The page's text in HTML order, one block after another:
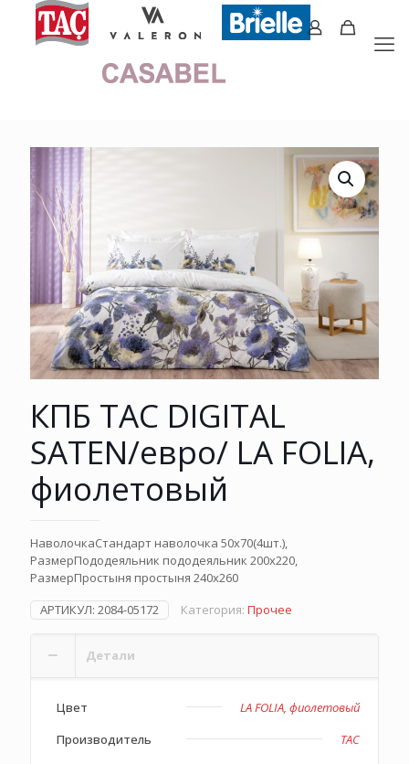
КПБ TAC DIGITAL
SATEN/евро/ LA FOLIA,
фиолетовый
НаволочкаСтандарт наволочка 50х70(4шт.),
РазмерПододеяльник пододеяльник 200х220,
РазмерПростыня простыня 240х260
АРТИКУЛ: 2084-05172 Категория: Прочее
Детали
Цвет
LA FOLIA, фиолетовый
Производитель
TAC